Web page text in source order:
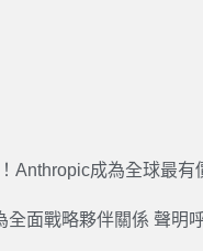
Anthropic成為全球最有
全面戰略夥伴關係 聲明